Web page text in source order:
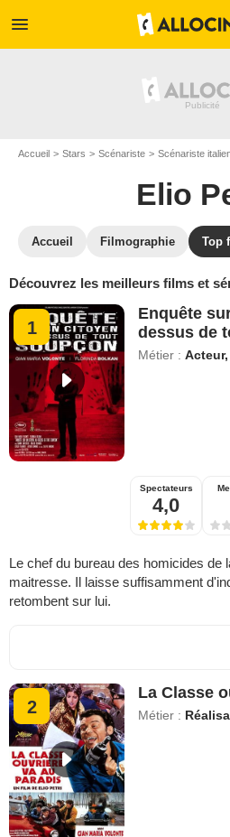
menu
Accueil Stars Scénariste Scénariste
Elio
Accueil Filmographie Top
Découvrez les meilleurs films et
1
Enquête
dessus de
Métier :
Spectateurs
4,0
Le chef du bureau des homicides de
maitresse. Il laisse suffisamment
retombent sur lui.
2
La Classe
Métier :